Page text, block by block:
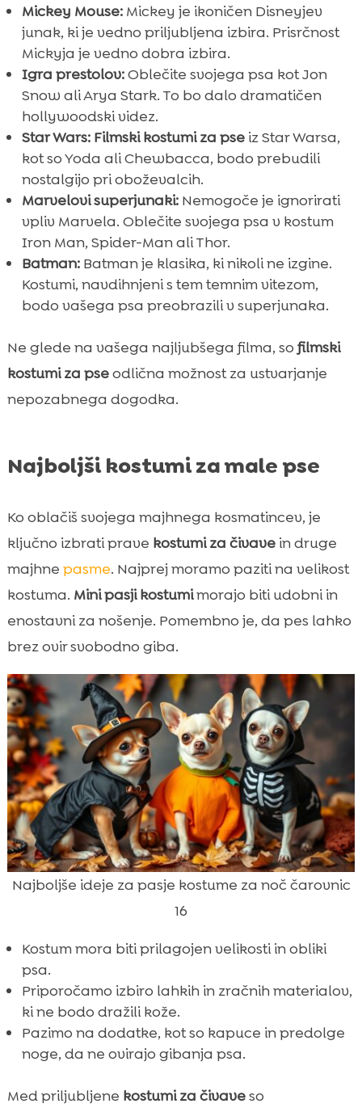
Mickey Mouse:Mickey je ikoničen Disneyjev
junak, ki je vedno priljubljena izbira. Prisrčnost
Mickyja je vedno dobra izbira.
Igra prestolov:Oblečite svojega psa kot Jon
Snow ali Arya Stark. To bo dalo dramatičen
hollywoodski videz.
Star Wars: Filmski kostumi za pseiz Star Warsa,
kot so Yoda ali Chewbacca, bodo prebudili
nostalgijo pri oboževalcih.
Marvelovi superjunaki:Nemogoče je ignorirati
vpliv Marvela. Oblečite svojega psa v kostum
Iron Man, Spider-Man ali Thor.
Batman:Batman je klasika, ki nikoli ne izgine.
Kostumi, navdihnjeni s tem temnim vitezom,
bodo vašega psa preobrazili v superjunaka.
Ne glede na vašega najljubšega filma, so filmski
kostumi za pseodlična možnost za ustvarjanje
nepozabnega dogodka.
Najboljši kostumi za male pse
Ko oblačiš svojega majhnega kosmatincev, je
ključno izbrati prave kostumi za čivavein druge
majhne pasme. Najprej moramo paziti na velikost
kostuma. Mini pasji kostumimorajo biti udobni in
enostavni za nošenje. Pomembno je, da pes lahko
brez ovir svobodno giba.
Najboljše ideje za pasje kostume za noč čarovnic
16
Kostum mora biti prilagojen velikosti in obliki
psa.
Priporočamo izbiro lahkih in zračnih materialov,
ki ne bodo dražili kože.
Pazimo na dodatke, kot so kapuce in predolge
noge, da ne ovirajo gibanja psa.
Med priljubljene kostumi za čivaveso